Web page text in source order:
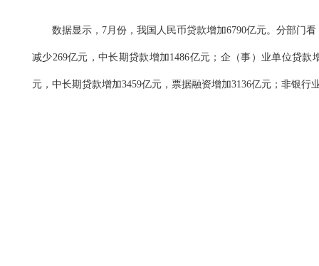
数据显示，7月份，我国人民币贷款增加6790亿元。分部门看
减少269亿元，中长期贷款增加1486亿元；企（事）业单位贷款
元，中长期贷款增加3459亿元，票据融资增加3136亿元；非银行